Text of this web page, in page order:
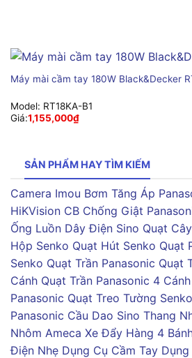
Máy mài cầm tay 180W Black&Decker
Model: RT18KA-B1
Giá:1,155,000₫
SẢN PHẨM HAY TÌM KIẾM
Camera Imou Bơm Tăng Áp
HiKVision CB Chống Giật
Ống Luồn Dây Điện Sino Quạt
Hộp Senko Quạt Hút Senko Quạt
Senko Quạt Trần Panasonic Quạt
Cánh Quạt Trần Panasonic 4 Cánh
Panasonic Quạt Treo Tường Senko
Panasonic Cầu Dao Sino Thang
Nhôm Ameca Xe Đẩy Hàng 4
Điện Nhẹ Dụng Cụ Cầm Tay